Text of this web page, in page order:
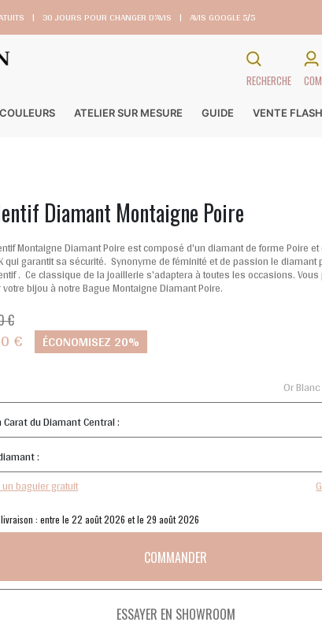
| 30 JOURS POUR CHANGER D’AVIS | AVIS GOOGLE 5/5
RECHERCHE
ATELIER SUR MESURE GUIDE VENTE FLASH
Diamant Montaigne Poire
Montaigne Diamant Poire est composé d'un diamant de forme Poire
qui garantit sa sécurité. Synonyme de féminité et de passion le diamant
. Ce classique de la joaillerie s'adaptera à toutes les occasions.
bijou à notre Bague Montaigne Diamant Poire.
€
€ ÉCONOMISEZ 20%
du Diamant Central :
:
baguier gratuit
: entre le 22 août 2026 et le 29 août 2026
COMMANDER
ESSAYER EN SHOWROOM